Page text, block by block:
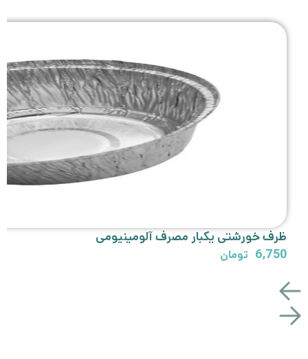
ظرف خورشتی یکبار مصرف آلومینیومی
6,750 تومان